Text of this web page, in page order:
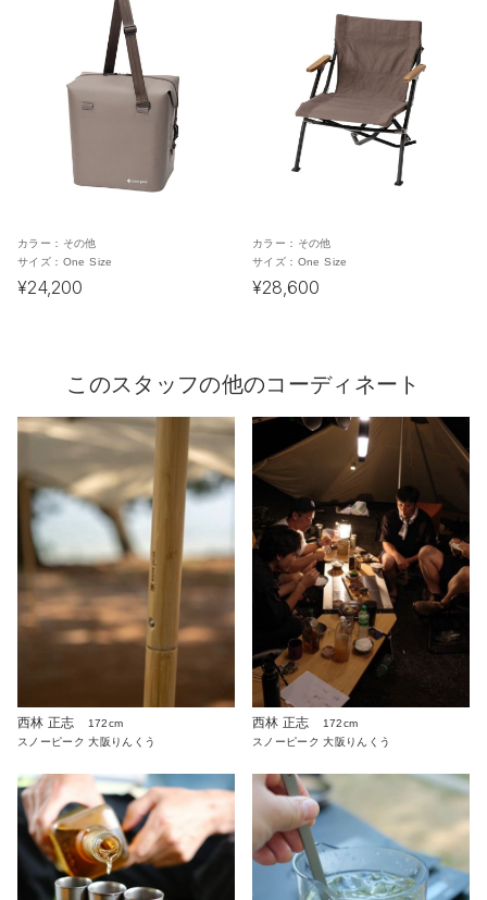
カラー： その他
サイズ： One Size
¥24,200
カラー： その他
サイズ： One Size
¥28,600
このスタッフの他のコーディネート
西林 正志
172cm
スノーピーク 大阪りんくう
西林 正志
172cm
スノーピーク 大阪りんくう